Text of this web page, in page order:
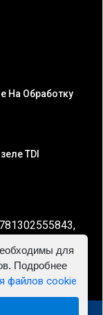
На Обработку
TDI
для
Подробнее
файлов cookie